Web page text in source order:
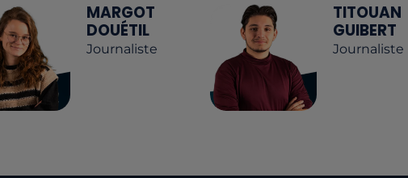
MARGOT
DOUÉTIL
Journaliste
TITOUAN
GUIBERT
Journaliste